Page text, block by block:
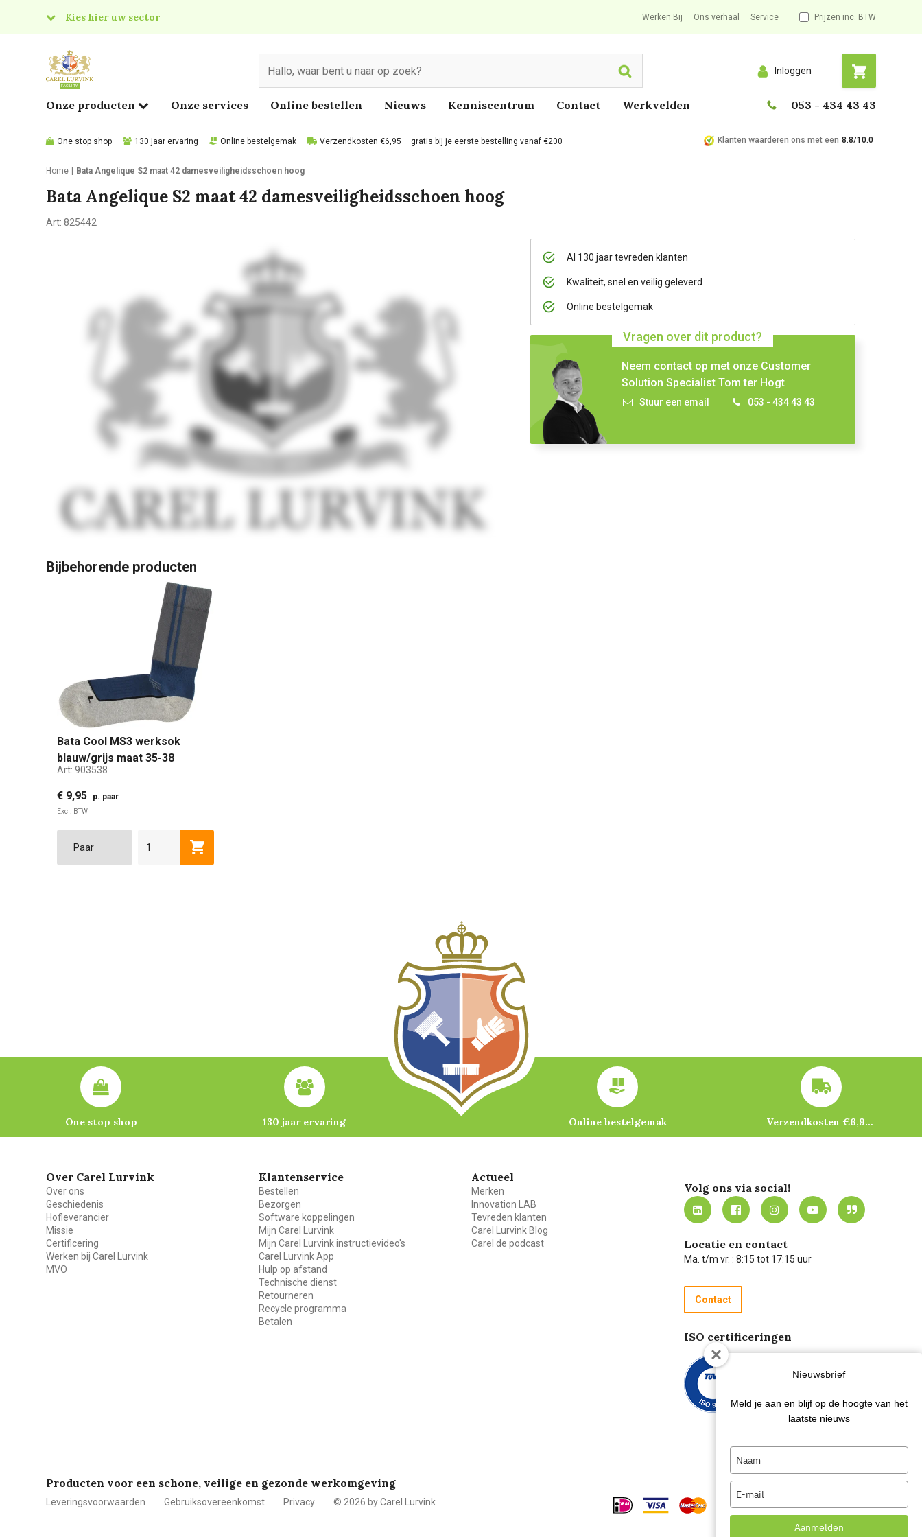
Kies hier uw sector
Food
Werken Bij Ons verhaal Service Prijzen inc. BTW
Search Inloggen
Onze producten Onze services Online bestellen Nieuws Kenniscentrum Contact Werkvelden 053 - 434 43 43
One stop shop 130 jaar ervaring Online bestelgemak Verzendkosten €6,95 – gratis bij je eerste bestelling vanaf €200 Klanten waarderen ons met een 8.8/10.0
Home Bata Angelique S2 maat 42 damesveiligheidsschoen hoog
Bata Angelique S2 maat 42 damesveiligheidsschoen hoog
Art: 825442
Al 130 jaar tevreden klanten
Kwaliteit, snel en veilig geleverd
Online bestelgemak
Vragen over dit product?
Neem contact op met onze Customer
Solution Specialist Tom ter Hogt
Stuur een email 053 - 434 43 43
Bijbehorende producten
Bata Cool MS3 werksok
blauw/grijs maat 35-38
Art: 903538
€ 9,95 p. paar
Excl. BTW
35-38 39-42 43-46Toevoegen aan winkelwagen
One stop shop 130 jaar ervaring Online bestelgemak Verzendkosten €6,95 – gratis bij je eerste bestelling vanaf €200
Over Carel Lurvink
Over ons
Geschiedenis
Hofleverancier
Missie
Certificering
Werken bij Carel Lurvink
MVO
Klantenservice
Bestellen
Bezorgen
Software koppelingen
Mijn Carel Lurvink
Mijn Carel Lurvink instructievideo's
Carel Lurvink App
Hulp op afstand
Technische dienst
Retourneren
Recycle programma
Betalen
Actueel
Merken
Innovation LAB
Tevreden klanten
Carel Lurvink Blog
Carel de podcast
Volg ons via social!
Locatie en contact
Ma. t/m vr. : 8:15 tot 17:15 uur
Contact
ISO certificeringen
Producten voor een schone, veilige en gezonde werkomgeving
Leveringsvoorwaarden Gebruiksovereenkomst Privacy © 2026 by Carel Lurvink
Nieuwsbrief
Meld je aan en blijf op de hoogte van het
laatste nieuws
name
email
Aanmelden